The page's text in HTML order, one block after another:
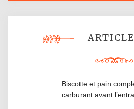
Biscotte et pain
carburant avant